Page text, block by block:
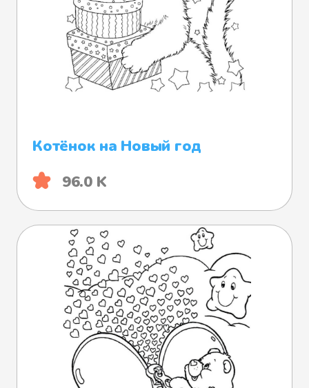
Котёнок на Новый год
96.0 K